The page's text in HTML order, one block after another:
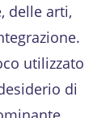
delle arti,
utilizzato
di